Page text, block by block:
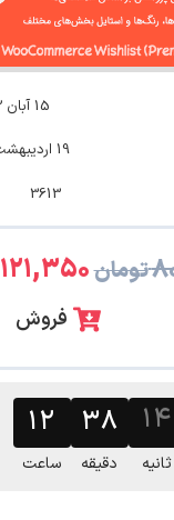
15 آبان 1402
19 اردیبهشت 1405
3613
تومان۱۲۱,۳۵۰
فروش
۱۲
ساعت
۳۸
دقیقه
۱۳
ثانیه